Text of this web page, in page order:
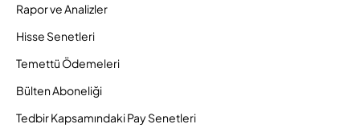
Rapor ve Analizler
Hisse Senetleri
Temettü Ödemeleri
Bülten Aboneliği
Tedbir Kapsamındaki Pay Senetleri